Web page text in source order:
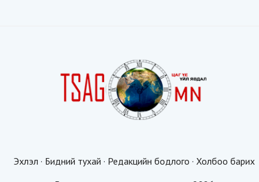
Эхлэл · Бидний тухай · Редакцийн бодлого · Холбоо барих